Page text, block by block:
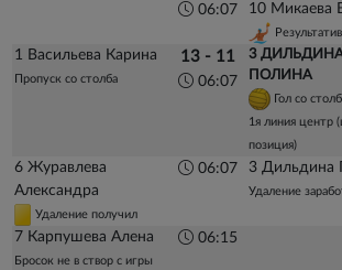
06:07 10 Микаева
1 Васильева Карина
Пропуск со столба
13 - 11
06:07
3
ПОЛИНА
Гол со
1я линия центр
позиция)
6 Журавлева
Александра
Удаление получил
06:07 3 Дильдина
Удаление
7 Карпушева Алена
Бросок не в створ с игры
06:15